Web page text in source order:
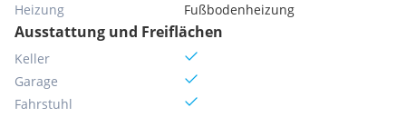
Heizung
Fußbodenheizung
Ausstattung und Freiflächen
Keller
Garage
Fahrstuhl